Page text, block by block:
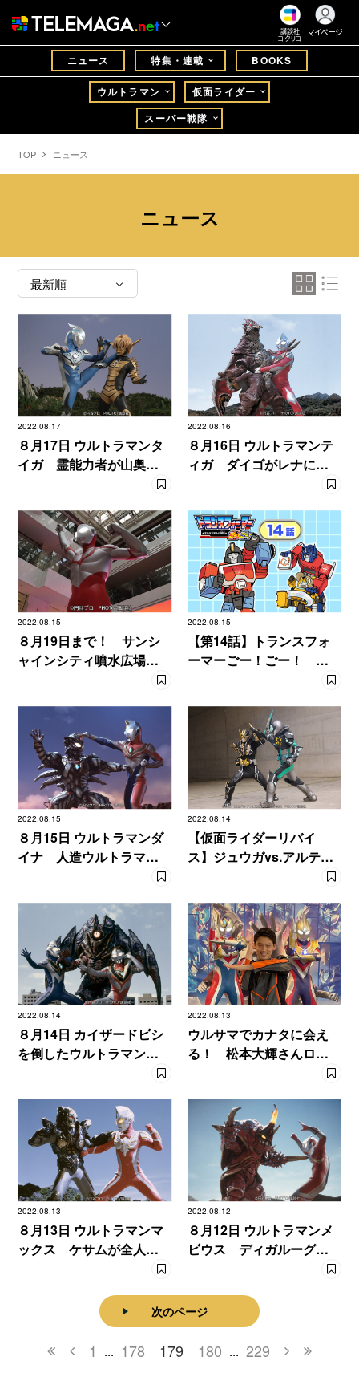
講談社
コクリコ
マイページ
ニュース 特集・連載 BOOKS
ウルトラマン
仮面ライダー
スーパー戦隊
TOP ニュース
ニュース
2022.08.17
８月17日 ウルトラマンタ
イガ 霊能力者が山奥の
村に見つけたものとは？
2022.08.16
８月16日 ウルトラマンテ
ィガ ダイゴがレナに自
2022.08.15
８月19日まで！ サンシ
ャインシティ噴水広場に
『シン・ウルトラマン』
2022.08.15
【第14話】トランスフォ
ーマーごー！ごー！
2022.08.15
８月15日 ウルトラマンダ
イナ 人造ウルトラマン
がゼルガノイドに変貌！
2022.08.14
【仮面ライダーリバイ
ス】ジュウガvs.アルティ
2022.08.14
８月14日 カイザードビシ
を倒したウルトラマンガ
2022.08.13
ウルサマでカナタに会え
る！ 松本大輝さんロン
2022.08.13
８月13日 ウルトラマンマ
ックス ケサムが全人類
2022.08.12
８月12日 ウルトラマンメ
ビウス ディガルーグ３
次のページ
1 ... 178 179 180 ... 229